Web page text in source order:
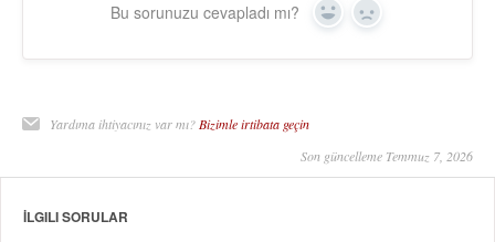
Bu sorunuzu cevapladı mı? Yes No
Yardıma ihtiyacınız var mı?Bizimle irtibata geçin
Son güncelleme Temmuz 7, 2026
İLGILI SORULAR